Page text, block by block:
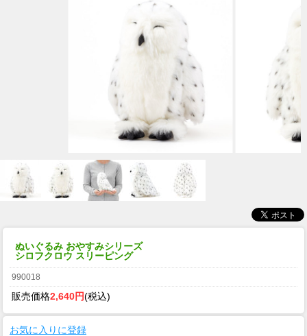
ぬいぐるみ おやすみシリーズ
シロフクロウ スリーピング
990018
販売価格2,640円(税込)
お気に入りに登録